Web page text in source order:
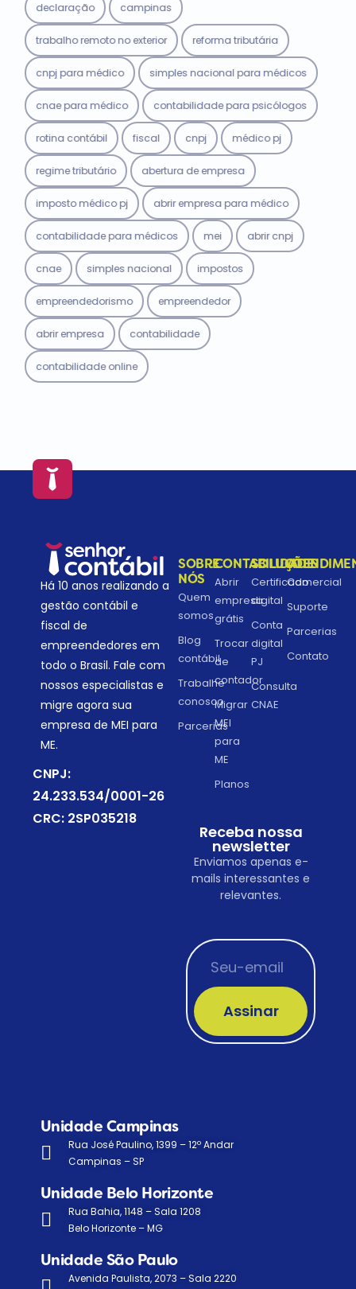
declaração campinas
trabalho remoto no exterior reforma tributária
cnpj para médico simples nacional para médicos
cnae para médico contabilidade para psicólogos
rotina contábil fiscal cnpj médico pj
regime tributário abertura de empresa
imposto médico pj abrir empresa para médico
contabilidade para médicos mei abrir cnpj
cnae simples nacional impostos
empreendedorismo empreendedor
abrir empresa contabilidade
contabilidade online
Há 10 anos realizando a
gestão contábil e
fiscal de
empreendedores em
todo o Brasil. Fale com
nossos especialistas e
migre agora sua
empresa de MEI para
ME.
CNPJ:
24.233.534/0001-26
CRC: 2SP035218
SOBRE
NÓS
Quem
somos
Blog
contábil
Trabalhe
conosco
Parcerias
CONTABILIDADE
Abrir
empresa
grátis
Trocar
de
contador
Migrar
MEI
para
ME
Planos
SOLUÇÕES
Certificado
digital
Conta
digital
PJ
Consulta
CNAE
Comercial
Suporte
Parcerias
Contato
Receba nossa
newsletter
Enviamos apenas e-
mails interessantes e
relevantes.
Assinar
Unidade Campinas
Rua José Paulino, 1399 – 12º Andar
Campinas – SP
Unidade Belo Horizonte
Rua Bahia, 1148 – Sala 1208
Belo Horizonte – MG
Unidade São Paulo
Avenida Paulista, 2073 – Sala 2220